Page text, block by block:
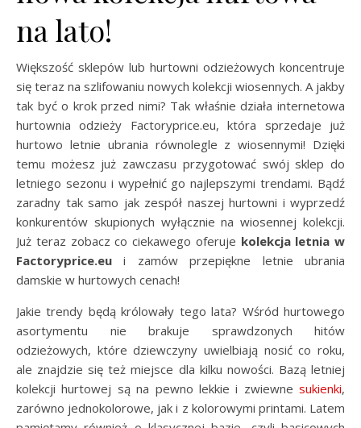
na lato!
Większość sklepów lub hurtowni odzieżowych koncentruje
się teraz na szlifowaniu nowych kolekcji wiosennych. A jakby
tak być o krok przed nimi? Tak właśnie działa internetowa
hurtownia odzieży Factoryprice.eu, która sprzedaje już
hurtowo letnie ubrania równolegle z wiosennymi! Dzięki
temu możesz już zawczasu przygotować swój sklep do
letniego sezonu i wypełnić go najlepszymi trendami. Bądź
zaradny tak samo jak zespół naszej hurtowni i wyprzedź
konkurentów skupionych wyłącznie na wiosennej kolekcji.
Już teraz zobacz co ciekawego oferuje kolekcja letnia w
Factoryprice.eu i zamów przepiękne letnie ubrania
damskie w hurtowych cenach!
Jakie trendy będą królowały tego lata? Wśród hurtowego
asortymentu nie brakuje sprawdzonych hitów
odzieżowych, które dziewczyny uwielbiają nosić co roku,
ale znajdzie się też miejsce dla kilku nowości. Bazą letniej
kolekcji hurtowej są na pewno lekkie i zwiewne sukienki,
zarówno jednokolorowe, jak i z kolorowymi printami. Latem